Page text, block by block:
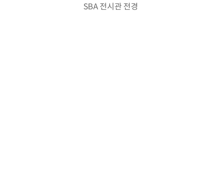
SBA 전시관 전경